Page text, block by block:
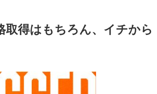
取得はもちろん、イチから